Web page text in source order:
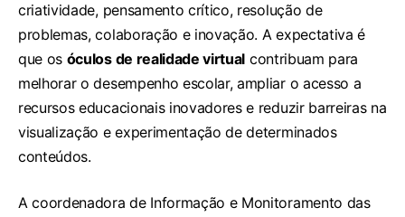
criatividade, pensamento crítico, resolução de
problemas, colaboração e inovação. A expectativa é
que os óculos de realidade virtual contribuam para
melhorar o desempenho escolar, ampliar o acesso a
recursos educacionais inovadores e reduzir barreiras na
visualização e experimentação de determinados
conteúdos.
A coordenadora de Informação e Monitoramento das